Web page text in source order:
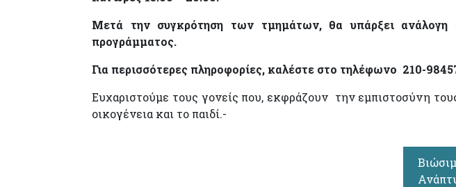
Μετά την συγκρότηση των τμημάτων, θα υπάρξει ανάλογη
προγράμματος.
Για περισσότερες πληροφορίες, καλέστε στο τηλέφωνο 210-
Ευχαριστούμε τους γονείς που, εκφράζουν την εμπιστοσύνη
οικογένεια και το παιδί.-